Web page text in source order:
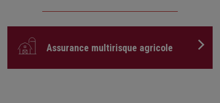
Assurance multirisque agricole